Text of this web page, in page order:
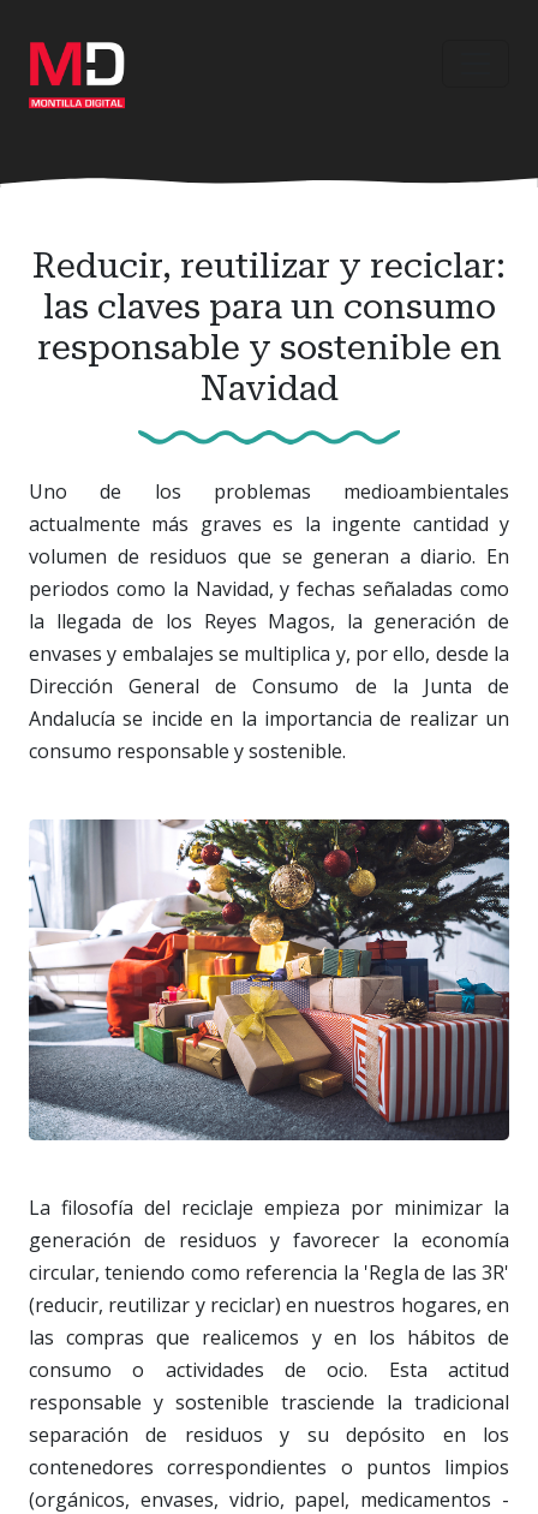
contenido
principal
Reducir, reutilizar y reciclar:
las claves para un consumo
responsable y sostenible en
Navidad
Uno de los problemas medioambientales
actualmente más graves es la ingente cantidad y
volumen de residuos que se generan a diario. En
periodos como la Navidad, y fechas señaladas como
la llegada de los Reyes Magos, la generación de
envases y embalajes se multiplica y, por ello, desde la
Dirección General de Consumo de la Junta de
Andalucía se incide en la importancia de realizar un
consumo responsable y sostenible.
La filosofía del reciclaje empieza por minimizar la
generación de residuos y favorecer la economía
circular, teniendo como referencia la 'Regla de las 3R'
(reducir, reutilizar y reciclar) en nuestros hogares, en
las compras que realicemos y en los hábitos de
consumo o actividades de ocio. Esta actitud
responsable y sostenible trasciende la tradicional
separación de residuos y su depósito en los
contenedores correspondientes o puntos limpios
(orgánicos, envases, vidrio, papel, medicamentos -